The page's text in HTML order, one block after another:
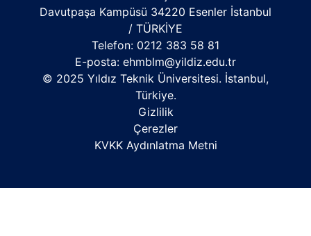
Davutpaşa Kampüsü 34220 Esenler İstanbul
/ TÜRKİYE
Telefon: 0212 383 58 81
E-posta: ehmblm@yildiz.edu.tr
© 2025 Yıldız Teknik Üniversitesi. İstanbul,
Türkiye.
Gizlilik
Çerezler
KVKK Aydınlatma Metni